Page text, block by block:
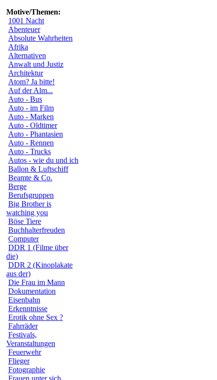
Motive/Themen:
1001 Nacht
Abenteuer
Absolute Wahrheiten
Afrika
Alternativen
Anwalt und Justiz
Architektur
Atom? Ja bitte!
Auf der Alm...
Auto - Bus
Auto - im Film
Auto - Marken
Auto - Oldtimer
Auto - Phantasien
Auto - Rennen
Auto - Trucks
Autos - wie du und ich
Ballon & Luftschiff
Beamte & Co.
Berge
Berufsgruppen
Big Brother is
watching you
Böse Tiere
Buchhalterfreuden
Computer
DDR 1 (Filme über
die)
DDR 2 (Kinoplakate
aus der)
Die Frau im Mann
Dokumentation
Eisenbahn
Erkenntnisse
Erotik ohne Sex ?
Fahrräder
Festivals,
Veranstaltungen
Feuerwehr
Flieger
Fotographie
Frauen unter sich